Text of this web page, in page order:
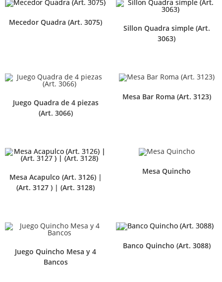
Mecedor Quadra (Art. 3075)
Sillon Quadra simple (Art.
3063)
Juego Quadra de 4 piezas
(Art. 3066)
Mesa Bar Roma (Art. 3123)
Mesa Acapulco (Art. 3126) |
(Art. 3127 ) | (Art. 3128)
Mesa Quincho
Juego Quincho Mesa y 4
Bancos
Banco Quincho (Art. 3088)